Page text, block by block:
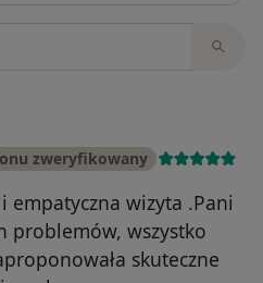
zweryfikowany
empatyczna wizyta .Pani
problemów, wszystko
skuteczne